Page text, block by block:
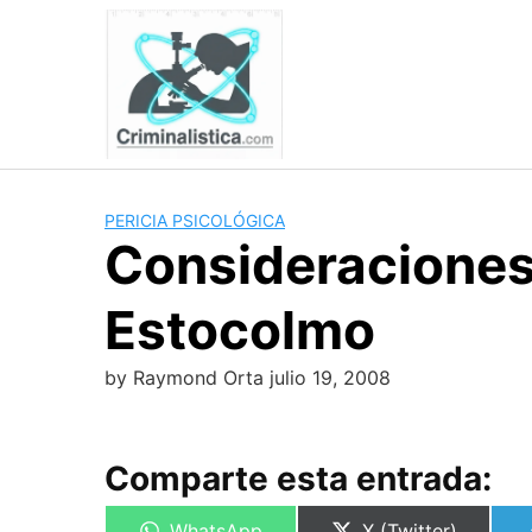
PERICIA PSICOLÓGICA
Estocolmo
by Raymond Orta julio 19, 2008
Comparte esta entrada: